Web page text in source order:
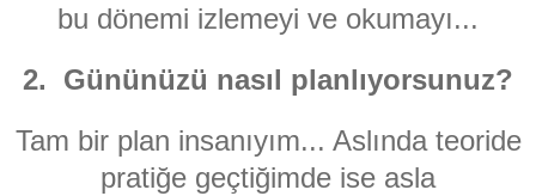
bu dönemi izlemeyi ve okumayı...
2. Gününüzü nasıl planlıyorsunuz?
Tam bir plan insanıyım... Aslında teoride
pratiğe geçtiğimde ise asla